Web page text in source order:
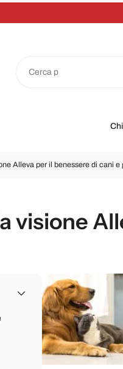
Alleva per il benessere di cani e
visione